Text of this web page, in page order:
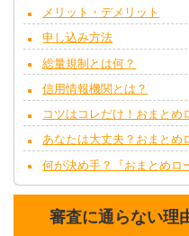
メリット・デメリット
申し込み方法
総量規制とは何？
信用情報機関とは？
コツはコレだけ！おまとめ
あなたは大丈夫？おまとめ
何が決め手？『おまとめロ
審査に通らない理